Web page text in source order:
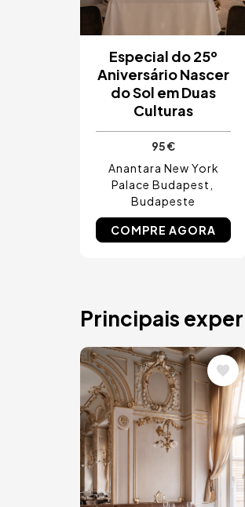
Especial do 25º
Aniversário Nascer
do Sol em Duas
Culturas
95 €
Anantara New York
Palace Budapest
Budapeste
COMPRE AGORA
Principais
Imagem